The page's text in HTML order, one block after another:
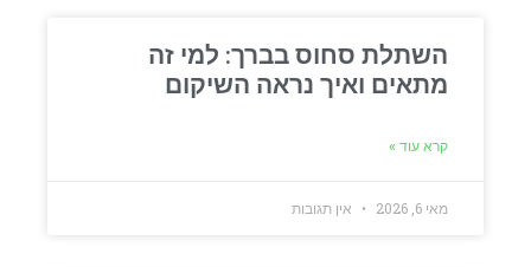
השתלת סחוס בברך: למי זה
מתאים ואיך נראה השיקום
קרא עוד »
מאי 6, 2026 אין תגובות